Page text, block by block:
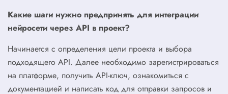
Какие шаги нужно предпринять для интеграции
нейросети через API в проект?
Начинается с определения цели проекта и выбора
подходящего API. Далее необходимо зарегистрироваться
на платформе, получить API-ключ, ознакомиться с
документацией и написать код для отправки запросов и